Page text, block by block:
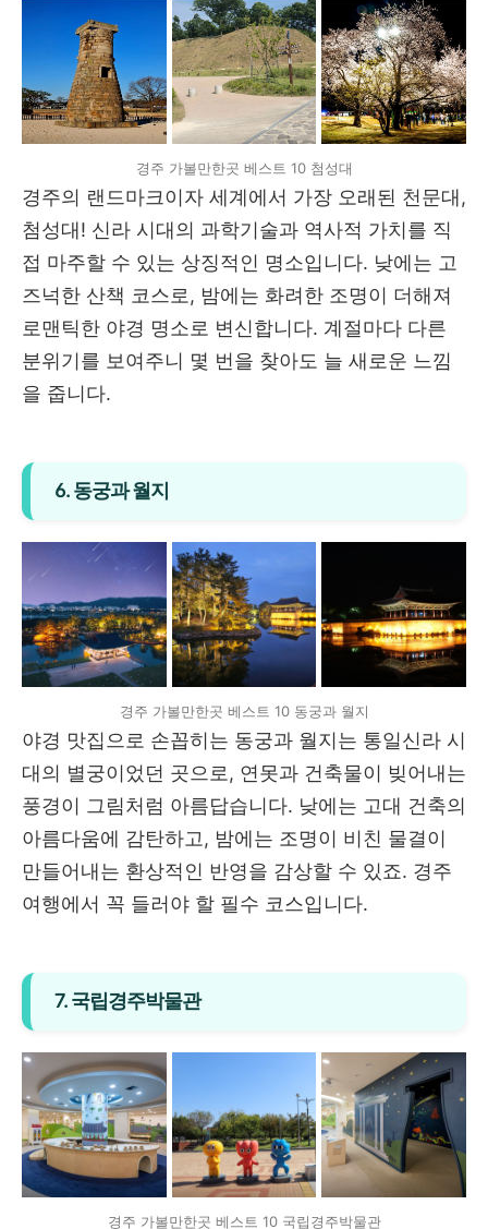
경주 가볼만한곳 베스트 10 첨성대
경주의 랜드마크이자 세계에서 가장 오래된 천문대,
첨성대! 신라 시대의 과학기술과 역사적 가치를 직
접 마주할 수 있는 상징적인 명소입니다. 낮에는 고
즈넉한 산책 코스로, 밤에는 화려한 조명이 더해져
로맨틱한 야경 명소로 변신합니다. 계절마다 다른
분위기를 보여주니 몇 번을 찾아도 늘 새로운 느낌
을 줍니다.
6. 동궁과 월지
경주 가볼만한곳 베스트 10 동궁과 월지
야경 맛집으로 손꼽히는 동궁과 월지는 통일신라 시
대의 별궁이었던 곳으로, 연못과 건축물이 빚어내는
풍경이 그림처럼 아름답습니다. 낮에는 고대 건축의
아름다움에 감탄하고, 밤에는 조명이 비친 물결이
만들어내는 환상적인 반영을 감상할 수 있죠. 경주
여행에서 꼭 들러야 할 필수 코스입니다.
7. 국립경주박물관
경주 가볼만한곳 베스트 10 국립경주박물관